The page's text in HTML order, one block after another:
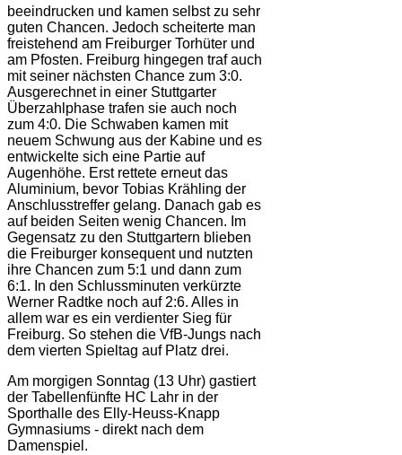
beeindrucken und kamen selbst zu sehr
guten Chancen. Jedoch scheiterte man
freistehend am Freiburger Torhüter und
am Pfosten. Freiburg hingegen traf auch
mit seiner nächsten Chance zum 3:0.
Ausgerechnet in einer Stuttgarter
Überzahlphase trafen sie auch noch
zum 4:0. Die Schwaben kamen mit
neuem Schwung aus der Kabine und es
entwickelte sich eine Partie auf
Augenhöhe. Erst rettete erneut das
Aluminium, bevor Tobias Krähling der
Anschlusstreffer gelang. Danach gab es
auf beiden Seiten wenig Chancen. Im
Gegensatz zu den Stuttgartern blieben
die Freiburger konsequent und nutzten
ihre Chancen zum 5:1 und dann zum
6:1. In den Schlussminuten verkürzte
Werner Radtke noch auf 2:6. Alles in
allem war es ein verdienter Sieg für
Freiburg. So stehen die VfB-Jungs nach
dem vierten Spieltag auf Platz drei.
Am morgigen Sonntag (13 Uhr) gastiert
der Tabellenfünfte HC Lahr in der
Sporthalle des Elly-Heuss-Knapp
Gymnasiums - direkt nach dem
Damenspiel.